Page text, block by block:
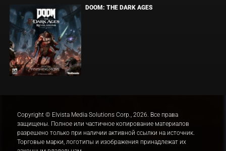
DOOM: THE DARK AGES
Copyright © Elvista Media Solutions Corp., 2026. Все права
защищены. Полное или частичное копирование материалов
разрешено только при наличии активной ссылки на источник.
Торговые марки, логотипы и изображения принадлежат их